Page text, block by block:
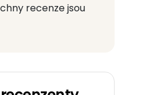
recenze jsou